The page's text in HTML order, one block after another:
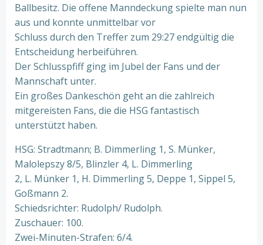
Ballbesitz. Die offene Manndeckung spielte man nun
aus und konnte unmittelbar vor
Schluss durch den Treffer zum 29:27 endgültig die
Entscheidung herbeiführen.
Der Schlusspfiff ging im Jubel der Fans und der
Mannschaft unter.
Ein großes Dankeschön geht an die zahlreich
mitgereisten Fans, die die HSG fantastisch
unterstützt haben.
HSG: Stradtmann; B. Dimmerling 1, S. Münker,
Malolepszy 8/5, Blinzler 4, L. Dimmerling
2, L. Münker 1, H. Dimmerling 5, Deppe 1, Sippel 5,
Goßmann 2.
Schiedsrichter: Rudolph/ Rudolph.
Zuschauer: 100.
Zwei-Minuten-Strafen: 6/4.